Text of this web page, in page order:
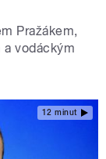
Pražákem,
a vodáckým
12 minut